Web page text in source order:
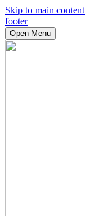
Skip to main content
footer
Open Menu